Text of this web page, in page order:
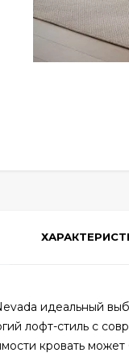
идеальный
лофт-стиль с
кровать